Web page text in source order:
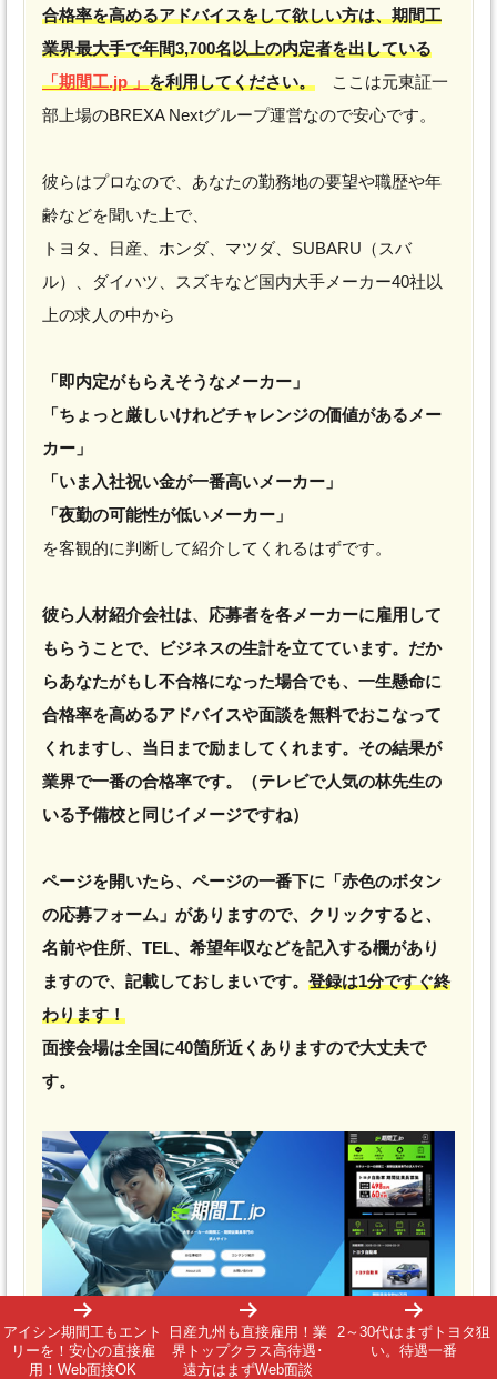
合格率を高めるアドバイスをして欲しい方は、期間工
業界最大手で年間3,700名以上の内定者を出している
「期間工.jp 」を利用してください。 ここは元東証一
部上場のBREXA Nextグループ運営なので安心です。
彼らはプロなので、あなたの勤務地の要望や職歴や年
齢などを聞いた上で、
トヨタ、日産、ホンダ、マツダ、SUBARU（スバ
ル）、ダイハツ、スズキなど国内大手メーカー40社以
上の求人の中から
「即内定がもらえそうなメーカー」
「ちょっと厳しいけれどチャレンジの価値があるメー
カー」
「いま入社祝い金が一番高いメーカー」
「夜勤の可能性が低いメーカー」
を客観的に判断して紹介してくれるはずです。
彼ら人材紹介会社は、応募者を各メーカーに雇用して
もらうことで、ビジネスの生計を立てています。だか
らあなたがもし不合格になった場合でも、一生懸命に
合格率を高めるアドバイスや面談を無料でおこなって
くれますし、当日まで励ましてくれます。その結果が
業界で一番の合格率です。（テレビで人気の林先生の
いる予備校と同じイメージですね）
ページを開いたら、ページの一番下に「赤色のボタン
の応募フォーム」がありますので、クリックすると、
名前や住所、TEL、希望年収などを記入する欄があり
ますので、記載しておしまいです。 登録は1分ですぐ終
わります！
面接会場は全国に40箇所近くありますので大丈夫で
す。
アイシン期間工もエント
リーを！安心の直接雇
用！Web面接OK
日産九州も直接雇用！業
界トップクラス高待遇･
遠方はまずWeb面談
2～30代はまずトヨタ狙
い。待遇一番